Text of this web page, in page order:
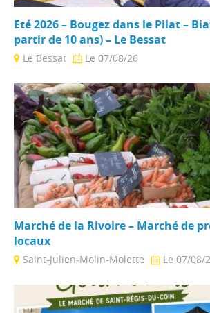
Eté 2026 – Bougez dans le Pilat –
partir de 10 ans) – Le Bessat
Le Bessat
Le 07/08/26
forme de challenge ludique, accompagné
Marché de la Rivoire – Marché de
locaux
Saint-Julien-Molin-Molette
Le 07/08/
Rivoire (légumes, œufs, pains) : - ...